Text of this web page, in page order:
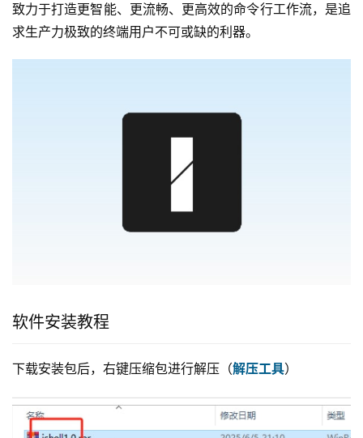
致力于打造更智能、更流畅、更高效的命令行工作流，是追
求生产力极致的终端用户不可或缺的利器。
软件安装教程
下载安装包后，右键压缩包进行解压（解压工具）